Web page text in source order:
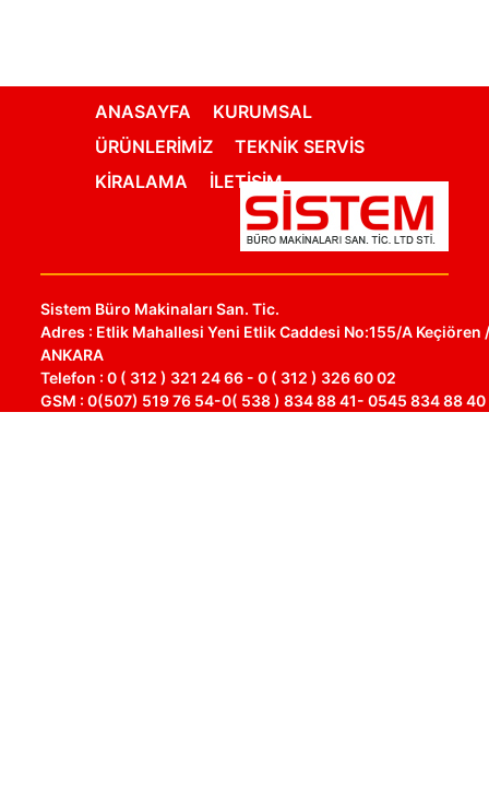
ANASAYFA
KURUMSAL
ÜRÜNLERİMİZ
TEKNİK SERVİS
KİRALAMA
İLETİŞİM
Sistem Büro Makinaları San. Tic.
Adres : Etlik Mahallesi Yeni Etlik Caddesi No:155/A Keçiören
ANKARA
Telefon : 0 ( 312 ) 321 24 66 - 0 ( 312 ) 326 60 02
GSM : 0(507) 519 76 54-0( 538 ) 834 88 41- 0545 834 88 40